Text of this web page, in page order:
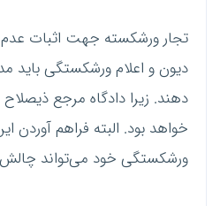
تجار ورشکسته جهت اثبات عدم
دیون و اعلام ورشکستگی باید
دهند. زیرا دادگاه مرجع
خواهد بود. البته فراهم آوردن
ورشکستگی خود می‌تواند